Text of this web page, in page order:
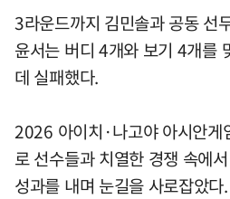
3라운드까지 김민솔과 공동 선
윤서는 버디 4개와 보기 4개를
데 실패했다.
2026 아이치·나고야 아시안게
로 선수들과 치열한 경쟁 속에
성과를 내며 눈길을 사로잡았다.